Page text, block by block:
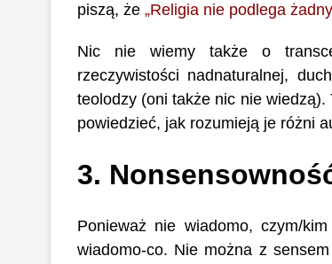
piszą, że „Religia nie podlega
Nic nie wiemy także o
rzeczywistości nadnaturalnej,
teolodzy (oni także nic nie wiedzą).
powiedzieć, jak rozumieją je różni
3.
Ponieważ nie wiadomo, czym/
wiadomo-co. Nie można z